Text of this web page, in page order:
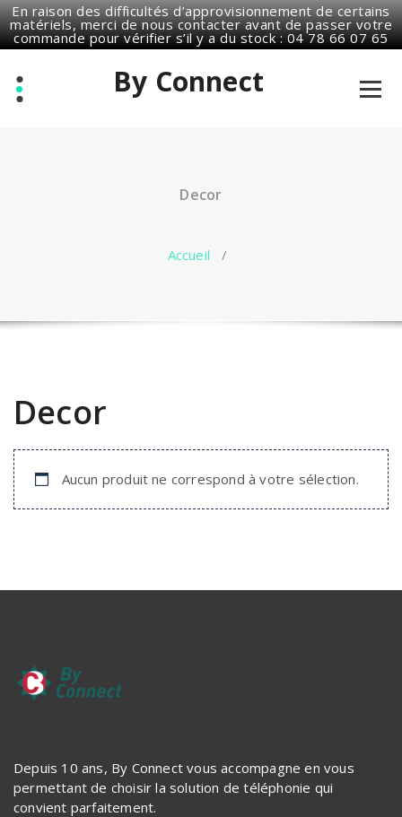
En raison des difficultés d’approvisionnement de certains
matériels, merci de nous contacter avant de passer votre
commande pour vérifier s’il y a du stock : 04 78 66 07 65
By Connect
Decor
Accueil /
Decor
Aucun produit ne correspond à votre sélection.
Depuis 10 ans, By Connect vous accompagne en vous
permettant de choisir la solution de téléphonie qui
convient parfaitement.